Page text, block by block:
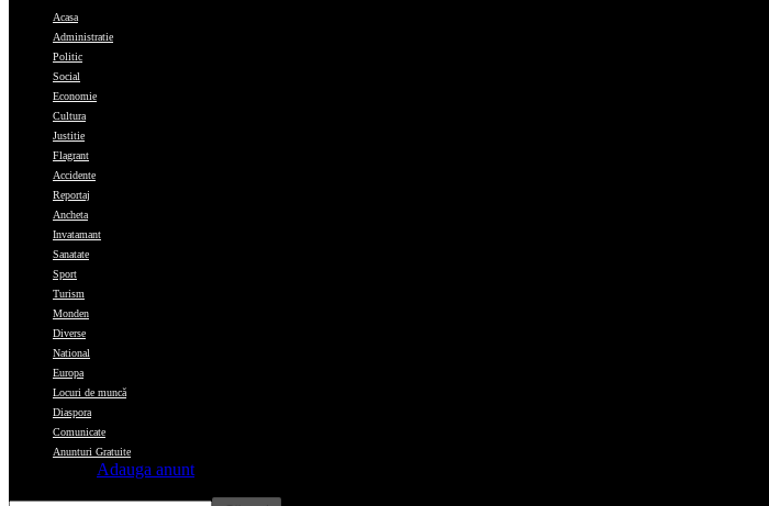
Acasa
Administratie
Politic
Social
Economie
Cultura
Justitie
Flagrant
Accidente
Reportaj
Ancheta
Invatamant
Sanatate
Sport
Turism
Monden
Diverse
National
Europa
Locuri de muncă
Diaspora
Comunicate
Anunturi Gratuite
Adauga anunt